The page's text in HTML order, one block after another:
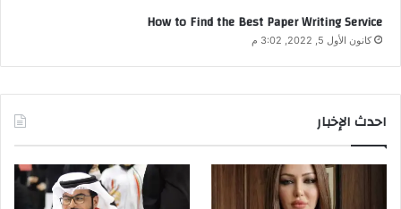
How to Find the Best Paper Writing Service
كانون الأول 5, 2022, 3:02 م
احدث الإخبار